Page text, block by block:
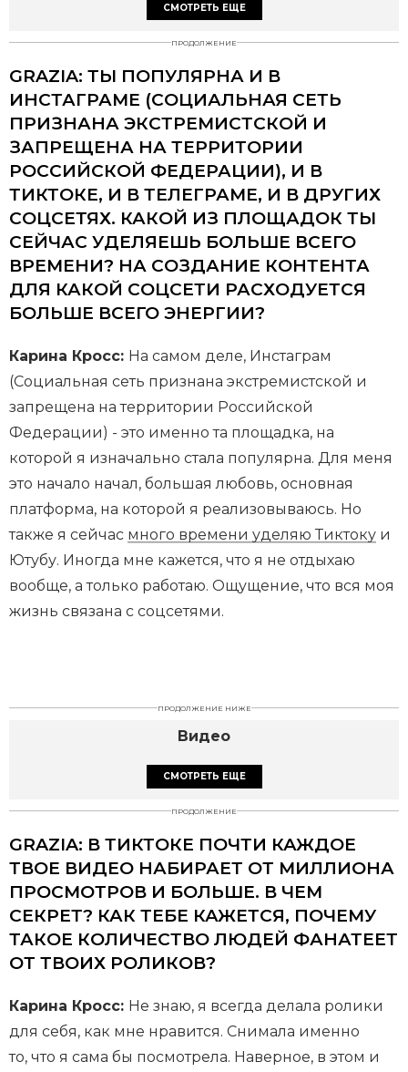
СМОТРЕТЬ ЕЩЕ
ПРОДОЛЖЕНИЕ
GRAZIA: ТЫ ПОПУЛЯРНА И В
ИНСТАГРАМЕ (СОЦИАЛЬНАЯ СЕТЬ
ПРИЗНАНА ЭКСТРЕМИСТСКОЙ И
ЗАПРЕЩЕНА НА ТЕРРИТОРИИ
РОССИЙСКОЙ ФЕДЕРАЦИИ), И В
ТИКТОКЕ, И В ТЕЛЕГРАМЕ, И В ДРУГИХ
СОЦСЕТЯХ. КАКОЙ ИЗ ПЛОЩАДОК ТЫ
СЕЙЧАС УДЕЛЯЕШЬ БОЛЬШЕ ВСЕГО
ВРЕМЕНИ? НА СОЗДАНИЕ КОНТЕНТА
ДЛЯ КАКОЙ СОЦСЕТИ РАСХОДУЕТСЯ
БОЛЬШЕ ВСЕГО ЭНЕРГИИ?
Карина Кросс: На самом деле, Инстаграм
(Социальная сеть признана экстремистской и
запрещена на территории Российской
Федерации) - это именно та площадка, на
которой я изначально стала популярна. Для меня
это начало начал, большая любовь, основная
платформа, на которой я реализовываюсь. Но
также я сейчас много времени уделяю Тиктоку и
Ютубу. Иногда мне кажется, что я не отдыхаю
вообще, а только работаю. Ощущение, что вся моя
жизнь связана с соцсетями.
ПРОДОЛЖЕНИЕ НИЖЕ
Видео
СМОТРЕТЬ ЕЩЕ
ПРОДОЛЖЕНИЕ
GRAZIA: В ТИКТОКЕ ПОЧТИ КАЖДОЕ
ТВОЕ ВИДЕО НАБИРАЕТ ОТ МИЛЛИОНА
ПРОСМОТРОВ И БОЛЬШЕ. В ЧЕМ
СЕКРЕТ? КАК ТЕБЕ КАЖЕТСЯ, ПОЧЕМУ
ТАКОЕ КОЛИЧЕСТВО ЛЮДЕЙ ФАНАТЕЕТ
ОТ ТВОИХ РОЛИКОВ?
Карина Кросс: Не знаю, я всегда делала ролики
для себя, как мне нравится. Снимала именно
то, что я сама бы посмотрела. Наверное, в этом и